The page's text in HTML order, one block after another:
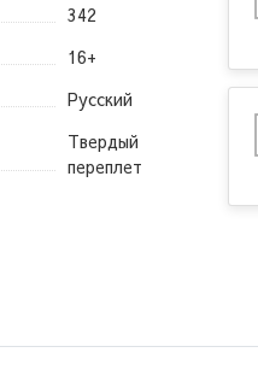
342
16+
Русский
Твердый
переплет